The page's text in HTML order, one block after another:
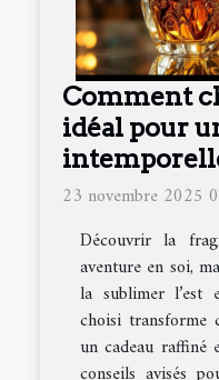
Comment
idéal pour
23 novembre 2025
Découvrir la
aventure en soi,
la sublimer l’est
choisi transforme
un cadeau raffiné